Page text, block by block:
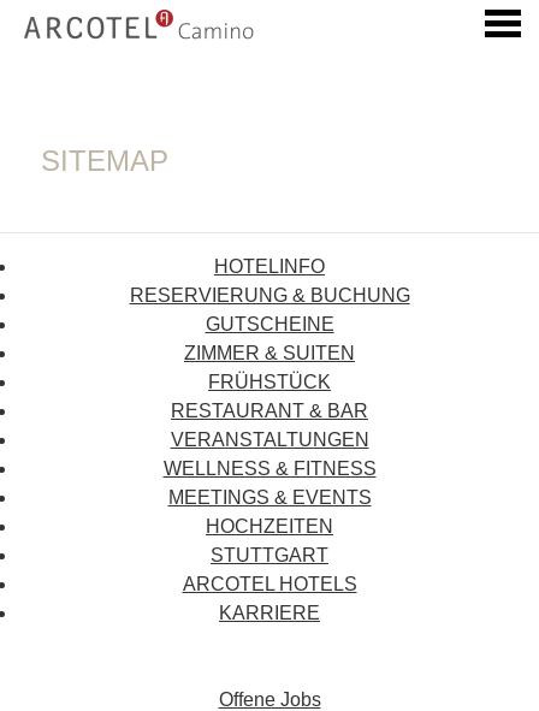
SITEMAP
HOTELINFO
RESERVIERUNG & BUCHUNG
GUTSCHEINE
ZIMMER & SUITEN
FRÜHSTÜCK
RESTAURANT & BAR
VERANSTALTUNGEN
WELLNESS & FITNESS
MEETINGS & EVENTS
HOCHZEITEN
STUTTGART
ARCOTEL HOTELS
KARRIERE
Offene Jobs